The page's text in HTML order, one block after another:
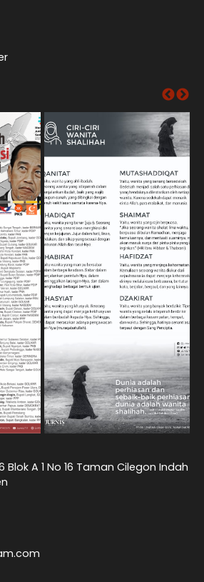
Blok A 1 No 16 Taman Cilegon Indah